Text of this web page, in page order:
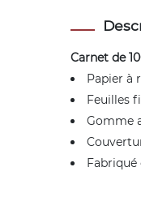
Carnet de
Papier à
Feuilles
Gomme
Fabriqué